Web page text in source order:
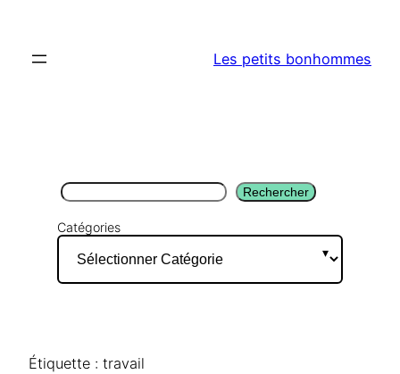
contenu
Les petits bonhommes
Rechercher Rechercher
Catégories
Étiquette : travail